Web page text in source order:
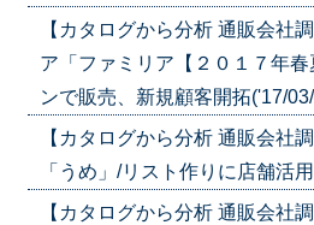
【カタログから分析 通販会社
ア「ファミリア【２０１７年
ンで販売、新規顧客開拓('17/
【カタログから分析 通販会
「うめ」/リスト作りに店舗活
【カタログから分析 通販会